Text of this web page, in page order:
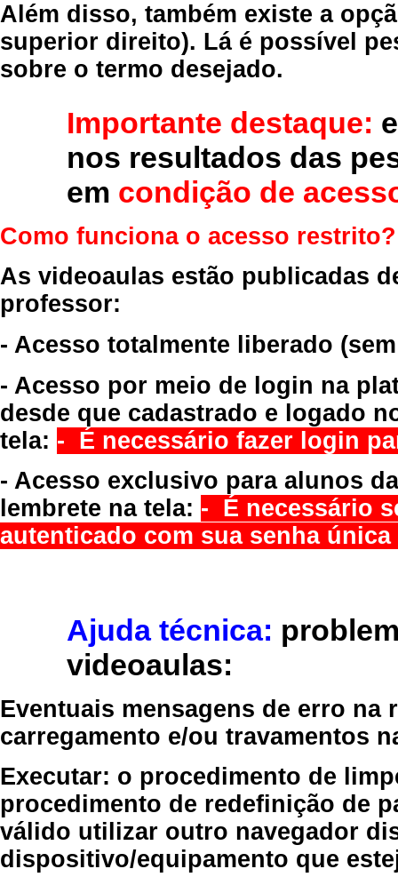
Além disso, também existe a
superior direito). Lá é possível
sobre o termo desejado.
Importante destaque:
nos resultados das
em condição de
Como funciona o acesso restrito?
As videoaulas estão publicadas
professor:
- Acesso totalmente liberado
- Acesso por meio de login na
desde que cadastrado e logado
tela: - É necessário fazer login
- Acesso exclusivo para alunos
lembrete na tela: - É necessário
autenticado com sua senha
Ajuda técnica:
videoaulas:
Eventuais mensagens de erro
carregamento e/ou travamentos
Executar: o procedimento de
procedimento de redefinição de
válido utilizar outro navegador
dispositivo/equipamento que